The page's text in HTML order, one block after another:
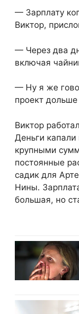
— Зарплату
Виктор,
— Через два
включая
— Ну я же
проект
Виктор
Деньги капали
крупными
постоянные
садик для
Нины.
большая, но